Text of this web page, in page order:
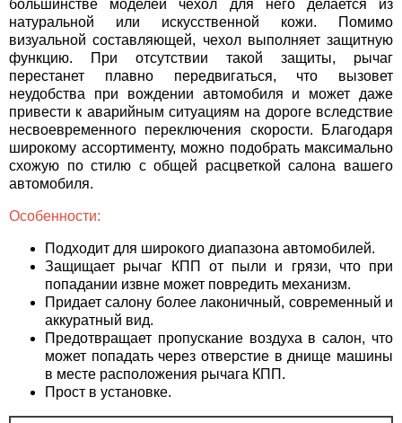
большинстве моделей чехол для него делается из
натуральной или искусственной кожи. Помимо
визуальной составляющей, чехол выполняет защитную
функцию. При отсутствии такой защиты, рычаг
перестанет плавно передвигаться, что вызовет
неудобства при вождении автомобиля и может даже
привести к аварийным ситуациям на дороге вследствие
несвоевременного переключения скорости. Благодаря
широкому ассортименту, можно подобрать максимально
схожую по стилю с общей расцветкой салона вашего
автомобиля.
Особенности:
Подходит для широкого диапазона автомобилей.
Защищает рычаг КПП от пыли и грязи, что при
попадании извне может повредить механизм.
Придает салону более лаконичный, современный и
аккуратный вид.
Предотвращает пропускание воздуха в салон, что
может попадать через отверстие в днище машины
в месте расположения рычага КПП.
Прост в установке.